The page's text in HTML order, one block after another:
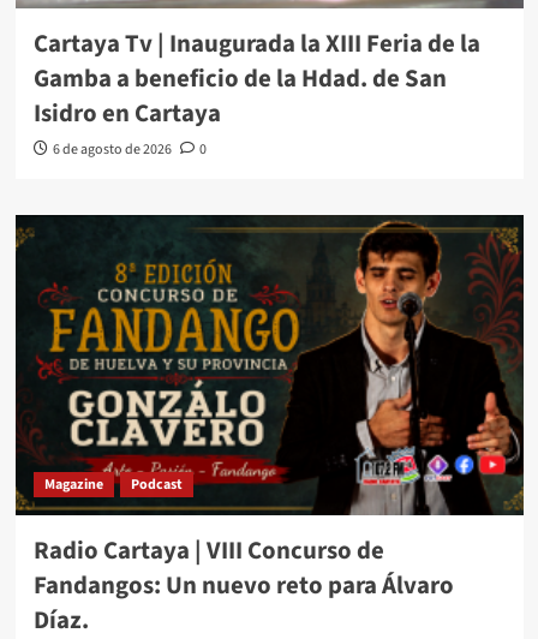
Cartaya Tv | Inaugurada la XIII Feria de la
Gamba a beneficio de la Hdad. de San
Isidro en Cartaya
6 de agosto de 2026 0
Magazine Podcast
Radio Cartaya | VIII Concurso de
Fandangos: Un nuevo reto para Álvaro
Díaz.